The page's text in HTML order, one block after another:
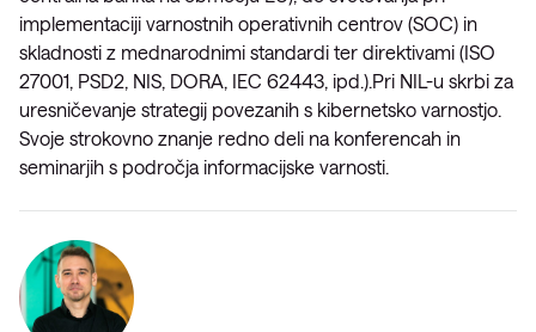
implementaciji varnostnih operativnih centrov (SOC) in
skladnosti z mednarodnimi standardi ter direktivami (ISO
27001, PSD2, NIS, DORA, IEC 62443, ipd.).Pri NIL-u skrbi za
uresničevanje strategij povezanih s kibernetsko varnostjo.
Svoje strokovno znanje redno deli na konferencah in
seminarjih s področja informacijske varnosti.